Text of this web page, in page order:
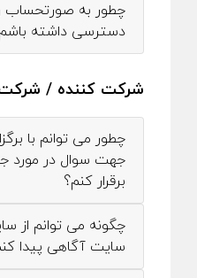
چطور به صورتحساب
دسترسی داشته
شرکت کننده / شرکت
چطور می توانم با
جهت سوال در مورد
برقرار کنم؟
چگونه می توانم از
سایت آگاهی پیدا